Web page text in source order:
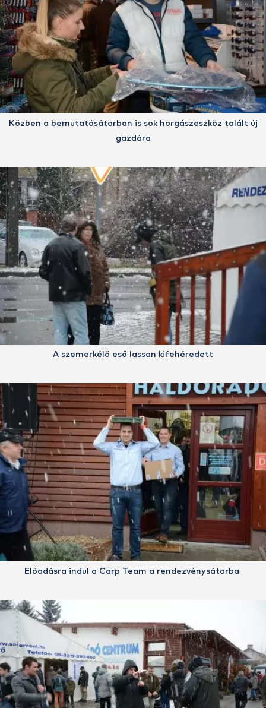
Közben a bemutatósátorban is sok horgászeszköz talált új
gazdára
A szemerkélő eső lassan kifehéredett
Előadásra indul a Carp Team a rendezvénysátorba